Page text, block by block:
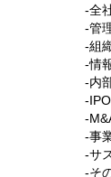
-全
-管
-組
-情
-内
-IPO
-
-事
-サ
-そ